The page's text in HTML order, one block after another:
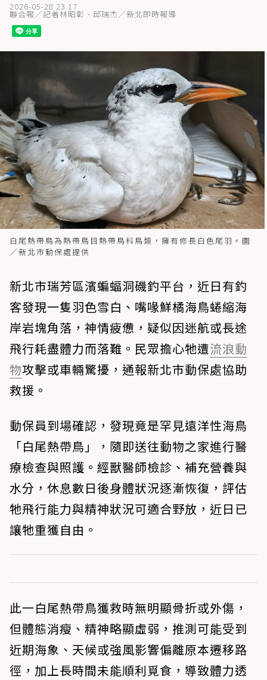
2026-05-28 23:17
聯合報／記者林昭彰、邱瑞杰／新北即時報導
白尾熱帶鳥為熱帶鳥目熱帶鳥科鳥類，擁有修長白色尾羽。圖
／新北市動保處提供
新北市瑞芳區濱蝙蝠洞磯釣平台，近日有釣
客發現一隻羽色雪白、嘴喙鮮橘海鳥蜷縮海
岸岩塊角落，神情疲憊，疑似因迷航或長途
飛行耗盡體力而落難。民眾擔心牠遭流浪動
物攻擊或車輛驚擾，通報新北市動保處協助
救援。
動保員到場確認，發現竟是罕見遠洋性海鳥
「白尾熱帶鳥」，隨即送往動物之家進行醫
療檢查與照護。經獸醫師檢診、補充營養與
水分，休息數日後身體狀況逐漸恢復，評估
牠飛行能力與精神狀況可適合野放，近日已
讓牠重獲自由。
此一白尾熱帶鳥獲救時無明顯骨折或外傷，
但體態消瘦、精神略顯虛弱，推測可能受到
近期海象、天候或強風影響偏離原本遷移路
徑，加上長時間未能順利覓食，導致體力透